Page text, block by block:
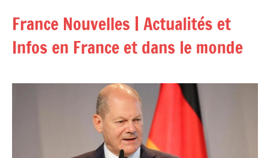
contenu
France Nouvelles | Actualités et
Infos en France et dans le monde